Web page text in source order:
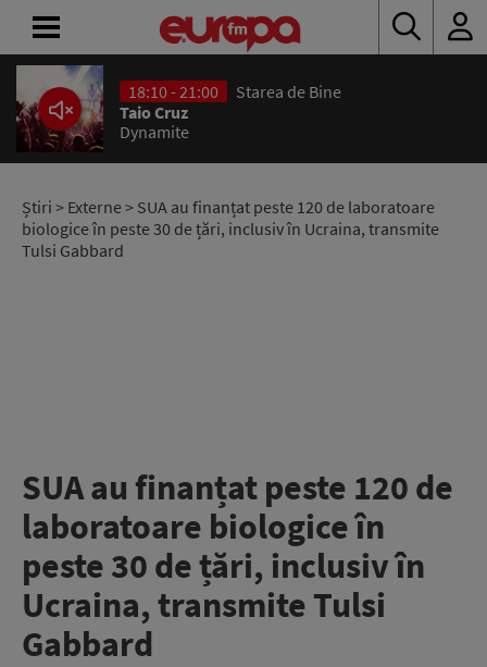
18:10 - 21:00
Starea de Bine
Taio Cruz
Dynamite
Știri > Externe> SUA au finanțat peste 120 de laboratoare
biologice în peste 30 de țări, inclusiv în Ucraina, transmite
Tulsi Gabbard
SUA au finanțat peste 120 de
laboratoare biologice în
peste 30 de țări, inclusiv în
Ucraina, transmite Tulsi
Gabbard
ACASĂ
ȘTIRI
RADIO
CONCURSURI